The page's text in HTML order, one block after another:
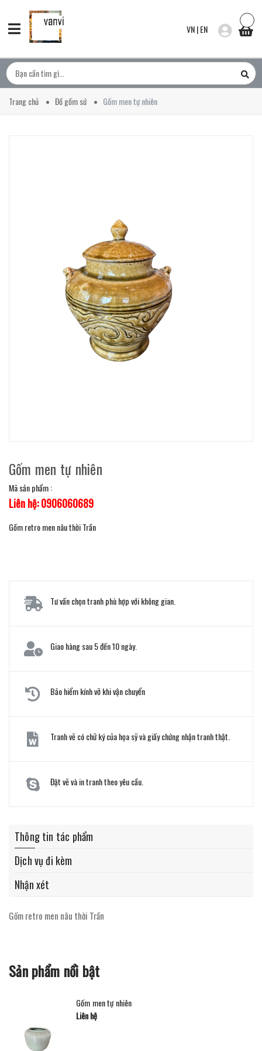
VN|EN
Trang chủ Đồ gốm sứ Gốm men tự nhiên
Gốm men tự nhiên
Mã sản phẩm :
Liên hệ: 0906060689
Gốm retro men nâu thời Trần
Tư vấn chọn tranh phù hợp với không gian.
Giao hàng sau 5 đến 10 ngày.
Bảo hiểm kính vỡ khi vận chuyển
Tranh vẽ có chữ ký của họa sỹ và giấy chứng nhận tranh thật.
Đặt vẽ và in tranh theo yêu cầu.
Thông tin tác phẩm
Dịch vụ đi kèm
Nhận xét
Gốm retro men nâu thời Trần
Sản phẩm nổi bật
Gốm men tự nhiên
Liên hệ